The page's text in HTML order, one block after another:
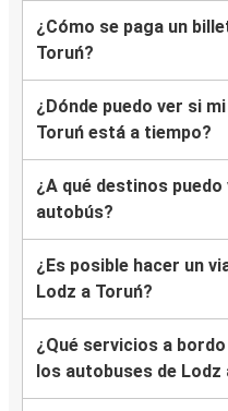
¿Cómo se paga un
Toruń?
¿Dónde puedo ver si
Toruń está a tiempo?
¿A qué destinos
autobús?
¿Es posible hacer un
Lodz a Toruń?
¿Qué servicios a
los autobuses de Lodz